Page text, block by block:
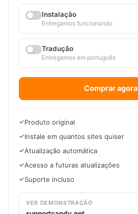
Instalação
Entregamos funcionando
Tradução
Entregamos em português
Comprar agora
Produto original
Instale em quantos sites quiser
Atualização automática
Acesso a futuras atualizações
Suporte incluso
VER DEMONSTRAÇÃO